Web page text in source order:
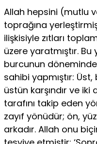
Allah hepsini (mutlu
toprağına
ilişkisiyle zıtları
üzere yaratmıştır.
burcunun
sahibi yapmıştır: Üst,
üstün karşı­ndır ve iki
tarafını takip eden
zayıf yönüdür; ön,
ar­kadır. Allah onu